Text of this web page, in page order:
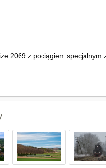
2069 z pociągiem